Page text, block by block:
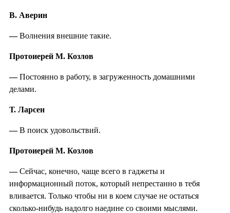
В. Аверин
—Волнения внешние такие.
Протоиерей М. Козлов
—Постоянно в работу, в загруженность домашними
делами.
Т. Ларсен
—В поиск удовольствий.
Протоиерей М. Козлов
—Сейчас, конечно, чаще всего в гаджеты и
информационный поток, который непрестанно в тебя
вливается. Только чтобы ни в коем случае не остаться
сколько-нибудь надолго наедине со своими мыслями.